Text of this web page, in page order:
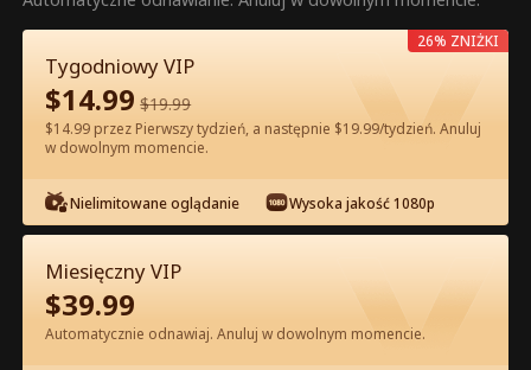
aby oglądać.
60Odblokuj teraz
Oglądaj za darmo w Apce
Tygodniowy VIP
$14.99 $19.99
$14.99 przez Pierwszy tydzień, a następnie $19.99/tydzień. Anuluj
w dowolnym momencie.
Nielimitowane oglądanie Wysoka jakość 1080p
26% ZNIŻKI
Miesięczny VIP
$39.99
Automatycznie odnawiaj. Anuluj w dowolnym momencie.